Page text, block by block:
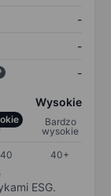
-
-
-
Wysokie
Bardzo
wysokie
40+
ESG.